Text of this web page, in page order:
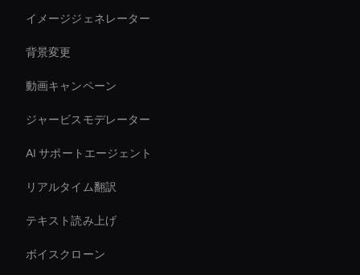
イメージジェネレーター
背景変更
動画キャンペーン
ジャービスモデレーター
AI サポートエージェント
リアルタイム翻訳
テキスト読み上げ
ボイスクローン